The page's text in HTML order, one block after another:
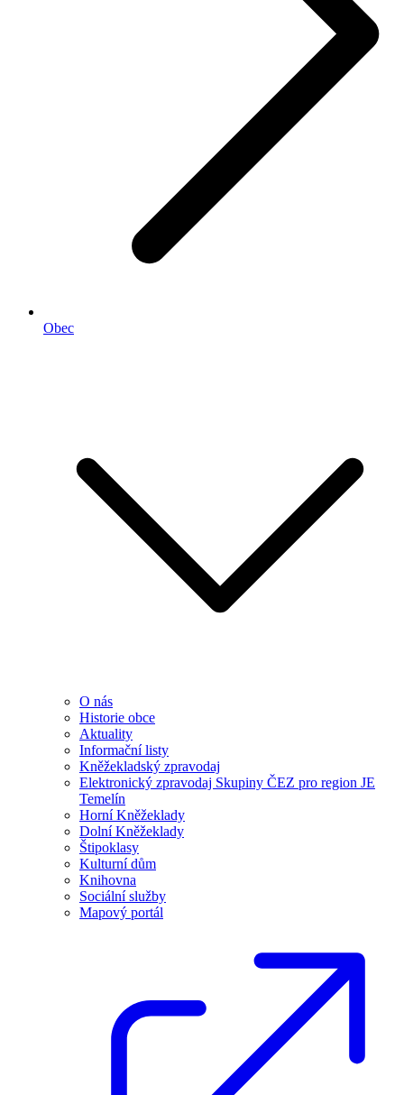
Obec
O nás
Historie obce
Aktuality
Informační listy
Kněžekladský zpravodaj
Elektronický zpravodaj Skupiny ČEZ pro region JE
Temelín
Horní Kněžeklady
Dolní Kněžeklady
Štipoklasy
Kulturní dům
Knihovna
Sociální služby
Mapový portál